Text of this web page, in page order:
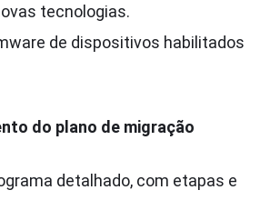
tecnologias.
de dispositivos habilitados
do plano de migração
detalhado, com etapas e